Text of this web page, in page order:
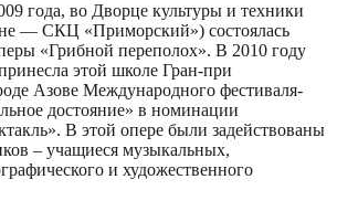
года, во Дворце культуры и техники
— СКЦ «Приморский») состоялась
«Грибной переполох». В 2010 году
этой школе Гран-при
Азове Международного фестиваля-
достояние» в номинации
В этой опере были задействованы
– учащиеся музыкальных,
и художественного